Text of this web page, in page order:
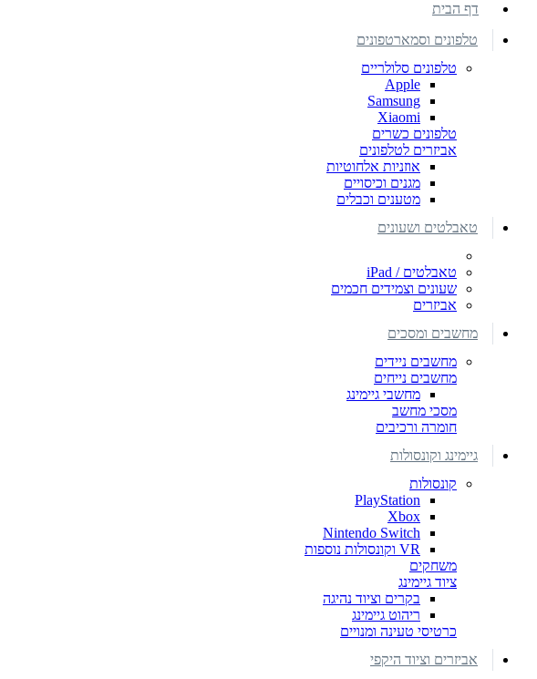
דף הבית
טלפונים וסמארטפונים
טלפונים סלולריים
Apple
Samsung
Xiaomi
טלפונים כשרים
אביזרים לטלפונים
אוזניות אלחוטיות
מגנים וכיסויים
מטענים וכבלים
טאבלטים ושעונים
טאבלטים / iPad
שעונים וצמידים חכמים
אביזרים
מחשבים ומסכים
מחשבים ניידים
מחשבים נייחים
מחשבי גיימינג
מסכי מחשב
חומרה ורכיבים
גיימינג וקונסולות
קונסולות
PlayStation
Xbox
Nintendo Switch
VR וקונסולות נוספות
משחקים
ציוד גיימינג
בקרים וציוד נהיגה
ריהוט גיימינג
כרטיסי טעינה ומנויים
אביזרים וציוד היקפי